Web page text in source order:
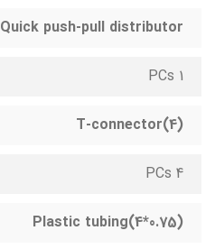
Quick push-pull distributor
1 PCs
T-connector(4)
4 PCs
Plastic tubing(4*0.75)